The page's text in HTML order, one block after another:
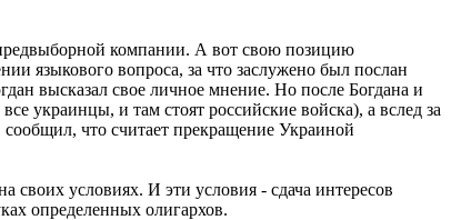
компании. А вот свою позицию
языкового вопроса, за что заслужено был послан
высказал свое личное мнение. Но после Богдана и
украинцы, и там стоят российские войска), а вслед за
что считает прекращение Украиной
своих условиях. И эти условия - сдача интересов
определенных олигархов.